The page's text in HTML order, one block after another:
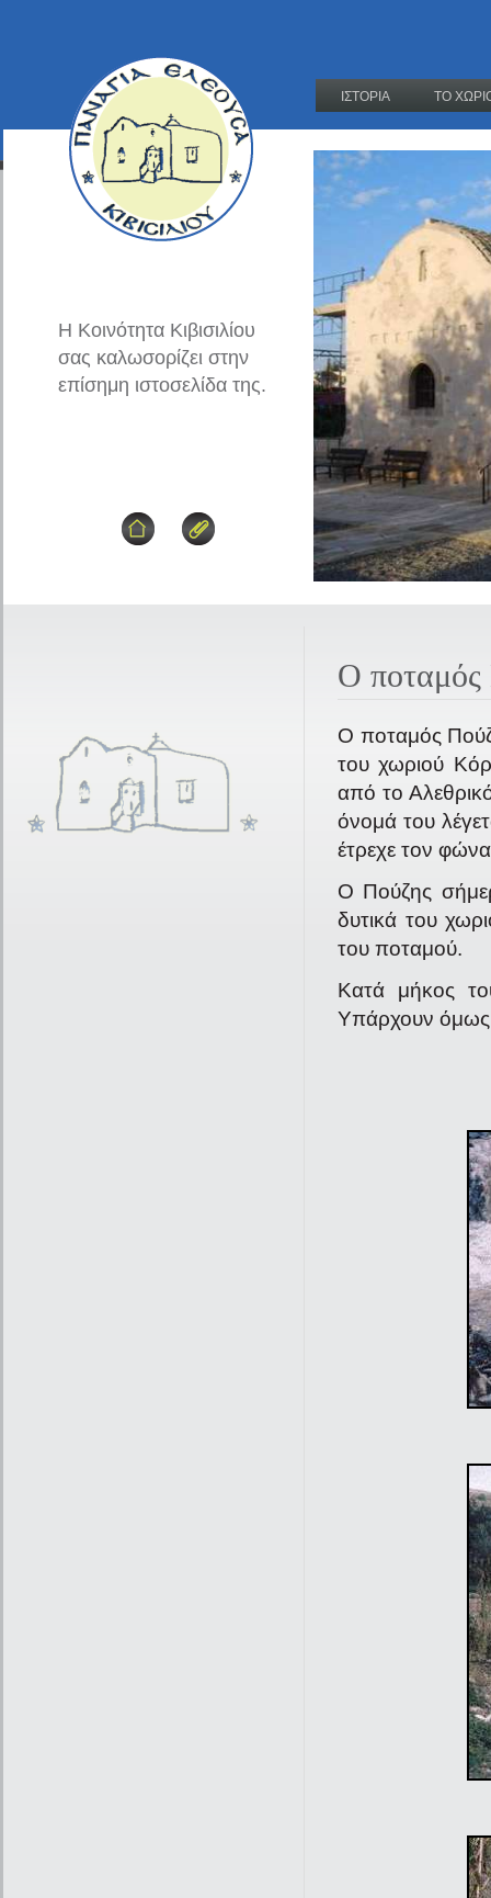
ΙΣΤΟΡΙΑ ΤΟ
Η Κοινότητα Κιβισιλίου
σας καλωσορίζει στην
επίσημη ιστοσελίδα της.
Ο ποταμός
Ο ποταμός
του χωριού
από το
όνομά του
έτρεχε τον
Ο Πούζης
δυτικά του
του ποταμού.
Κατά μήκος
Υπάρχουν όμως